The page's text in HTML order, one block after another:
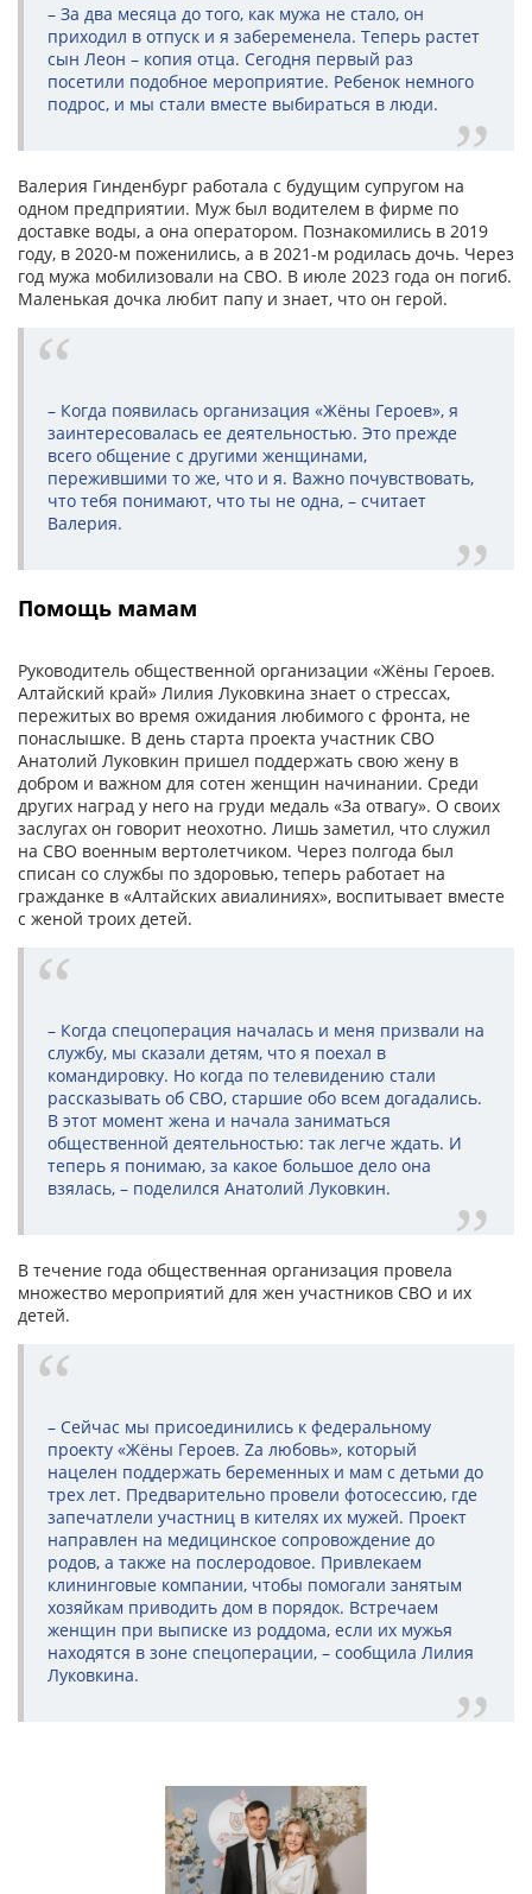
– За два месяца до того, как мужа не стало, он
приходил в отпуск и я забеременела. Теперь растет
сын Леон – копия отца. Сегодня первый раз
посетили подобное мероприятие. Ребенок немного
подрос, и мы стали вместе выбираться в люди.
Валерия Гинденбург работала с будущим супругом на
одном предприятии. Муж был водителем в фирме по
доставке воды, а она оператором. Познакомились в 2019
году, в 2020-м поженились, а в 2021-м родилась дочь. Через
год мужа мобилизовали на СВО. В июле 2023 года он погиб.
Маленькая дочка любит папу и знает, что он герой.
– Когда появилась организация «Жёны Героев», я
заинтересовалась ее деятельностью. Это прежде
всего общение с другими женщинами,
пережившими то же, что и я. Важно почувствовать,
что тебя понимают, что ты не одна, – считает
Валерия.
Помощь мамам
Руководитель общественной организации «Жёны Героев.
Алтайский край» Лилия Луковкина знает о стрессах,
пережитых во время ожидания любимого с фронта, не
понаслышке. В день старта проекта участник СВО
Анатолий Луковкин пришел поддержать свою жену в
добром и важном для сотен женщин начинании. Среди
других наград у него на груди медаль «За отвагу». О своих
заслугах он говорит неохотно. Лишь заметил, что служил
на СВО военным вертолетчиком. Через полгода был
списан со службы по здоровью, теперь работает на
гражданке в «Алтайских авиалиниях», воспитывает вместе
с женой троих детей.
– Когда спецоперация началась и меня призвали на
службу, мы сказали детям, что я поехал в
командировку. Но когда по телевидению стали
рассказывать об СВО, старшие обо всем догадались.
В этот момент жена и начала заниматься
общественной деятельностью: так легче ждать. И
теперь я понимаю, за какое большое дело она
взялась, – поделился Анатолий Луковкин.
В течение года общественная организация провела
множество мероприятий для жен участников СВО и их
детей.
– Сейчас мы присоединились к федеральному
проекту «Жёны Героев. Zа любовь», который
нацелен поддержать беременных и мам с детьми до
трех лет. Предварительно провели фотосессию, где
запечатлели участниц в кителях их мужей. Проект
направлен на медицинское сопровождение до
родов, а также на послеродовое. Привлекаем
клининговые компании, чтобы помогали занятым
хозяйкам приводить дом в порядок. Встречаем
женщин при выписке из роддома, если их мужья
находятся в зоне спецоперации, – сообщила Лилия
Луковкина.